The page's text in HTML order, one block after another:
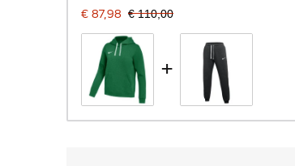
Zwart
€ 87,98 € 110,00
+